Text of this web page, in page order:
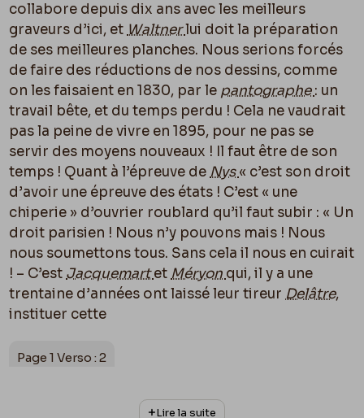
collabore depuis dix ans avec les meilleurs
graveurs d’ici, et Waltnerlui doit la préparation
de ses meilleures planches. Nous serions forcés
de faire des réductions de nos dessins, comme
on les faisaient en 1830, par le pantographe: un
travail bête, et du temps perdu ! Cela ne vaudrait
pas la peine de vivre en 1895, pour ne pas se
servir des moyens nouveaux ! Il faut être de son
temps ! Quant à l’épreuve de Nys« c’est son droit
d’avoir une épreuve des états ! C’est « une
chiperie » d’ouvrier roublard qu’il faut subir : « Un
droit parisien ! Nous n’y pouvons mais ! Nous
nous soumettons tous. Sans cela il nous en cuirait
! – C’est Jacquemartet Méryon qui, il y a une
trentaine d’années ont laissé leur tireur Delâtre,
instituer cette
Page 1 Verso : 2
carotte qui n’est pas sans ennuis pour nous. Il n’y
Lire la suite